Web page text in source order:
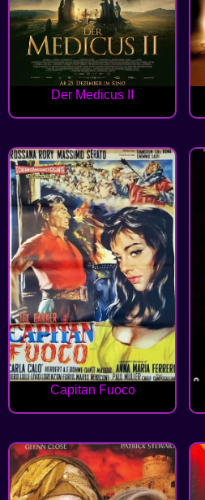
Der Medicus II
Capitan Fuoco